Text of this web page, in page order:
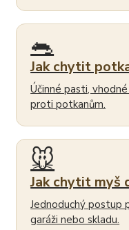
🐀
Jak chytit
Účinné pasti,
proti potkanům.
🐭
Jak chytit myš
Jednoduchý postup
garáži nebo skladu.